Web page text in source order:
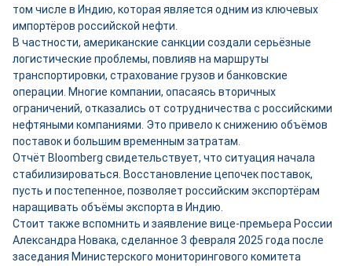
том числе в Индию, которая является одним из ключевых
импортёров российской нефти.
В частности, американские санкции создали серьёзные
логистические проблемы, повлияв на маршруты
транспортировки, страхование грузов и банковские
операции. Многие компании, опасаясь вторичных
ограничений, отказались от сотрудничества с российскими
нефтяными компаниями. Это привело к снижению объёмов
поставок и большим временным затратам.
Отчёт Bloomberg свидетельствует, что ситуация начала
стабилизироваться. Восстановление цепочек поставок,
пусть и постепенное, позволяет российским экспортёрам
наращивать объёмы экспорта в Индию.
Стоит также вспомнить и заявление вице-премьера России
Александра Новака, сделанное 3 февраля 2025 года после
заседания Министерского мониторингового комитета